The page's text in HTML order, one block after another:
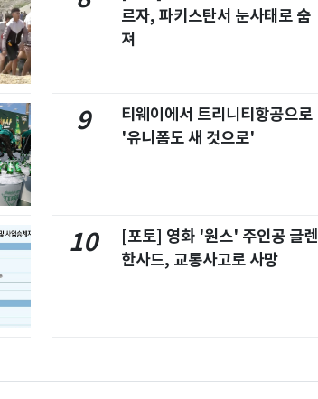
르자, 파키스탄서 눈사태로 숨
져
9
티웨이에서 트리니티항공으로
'유니폼도 새 것으로'
10
[포토] 영화 '원스' 주인공 글렌
한사드, 교통사고로 사망